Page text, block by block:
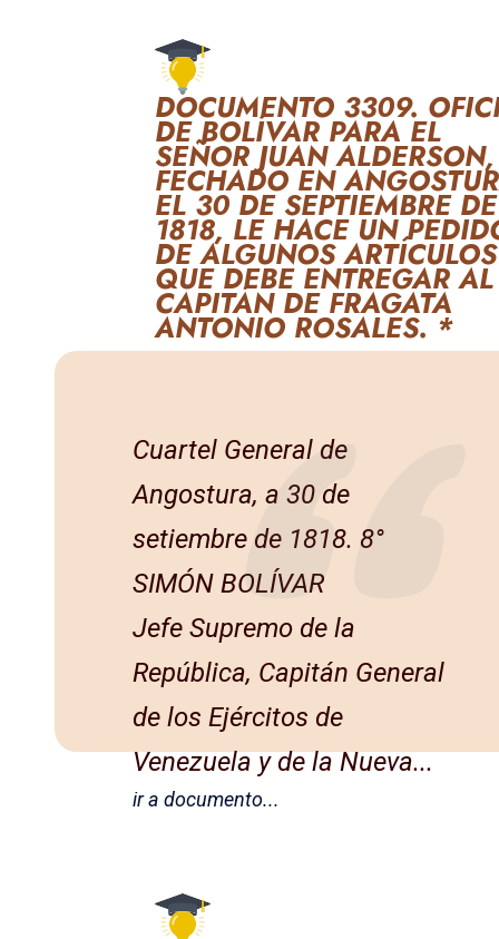
DOCUMENTO 3309.
DE BOLÍVAR PARA EL
SEÑOR JUAN ALDERSON,
FECHADO EN
EL 30 DE SEPTIEMBRE DE
1818, LE HACE UN
DE ALGUNOS ARTÍCULOS
QUE DEBE ENTREGAR AL
CAPITÁN DE FRAGATA
ANTONIO ROSALES. *
Cuartel General de
Angostura, a 30 de
setiembre de 1818. 8°
SIMÓN BOLÍVAR
Jefe Supremo de la
República, Capitán General
de los Ejércitos de
Venezuela y de la Nueva...
ir a documento...